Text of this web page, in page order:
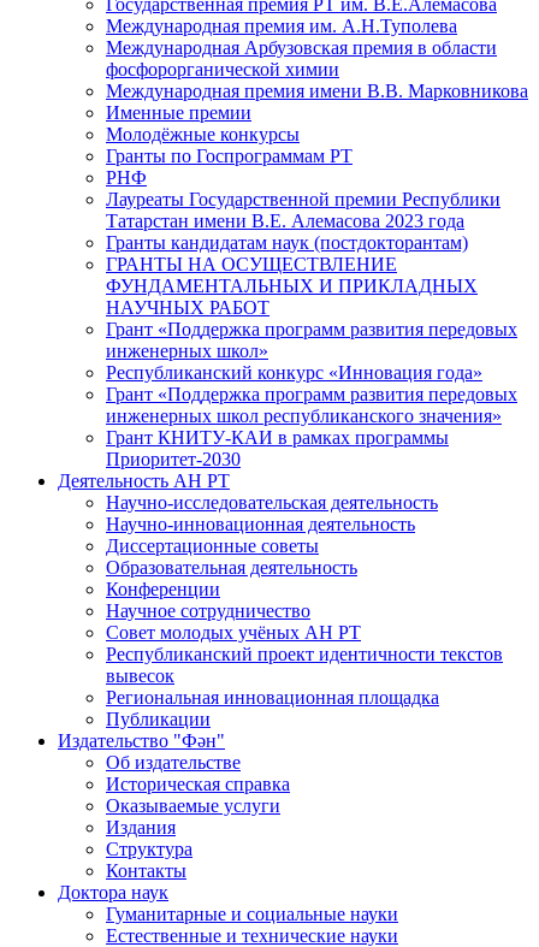
Международная премия им. А.Н.Туполева
Международная Арбузовская премия в области
фосфорорганической химии
Международная премия имени В.В. Марковникова
Именные премии
Молодёжные конкурсы
Гранты по Госпрограммам РТ
РНФ
Лауреаты Государственной премии Республики
Татарстан имени В.Е. Алемасова 2023 года
Гранты кандидатам наук (постдокторантам)
ГРАНТЫ НА ОСУЩЕСТВЛЕНИЕ
ФУНДАМЕНТАЛЬНЫХ И ПРИКЛАДНЫХ
НАУЧНЫХ РАБОТ
Грант «Поддержка программ развития передовых
инженерных школ»
Республиканский конкурс «Инновация года»
Грант «Поддержка программ развития передовых
инженерных школ республиканского значения»
Грант КНИТУ-КАИ в рамках программы
Приоритет-2030
Деятельность АН РТ
Научно-исследовательская деятельность
Научно-инновационная деятельность
Диссертационные советы
Образовательная деятельность
Конференции
Научное сотрудничество
Совет молодых учёных АН РТ
Республиканский проект идентичности текстов
вывесок
Региональная инновационная площадка
Публикации
Издательство "Фән"
Об издательстве
Историческая справка
Оказываемые услуги
Издания
Структура
Контакты
Доктора наук
Гуманитарные и социальные науки
Естественные и технические науки